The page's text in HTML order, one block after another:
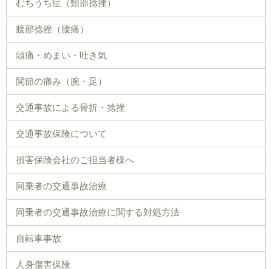
むちうち症（頸部捻挫）
腰部捻挫（腰痛）
頭痛・めまい・吐き気
関節の痛み（腕・足）
交通事故による骨折・捻挫
交通事故保険について
損害保険会社のご担当者様へ
同乗者の交通事故治療
同乗者の交通事故治療に関する対処方法
自転車事故
人身傷害保険